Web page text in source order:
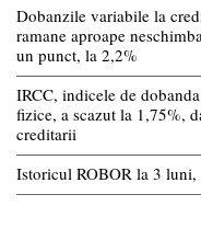
Dobanzile variabile la
ramane aproape
un punct, la 2,2%
IRCC, indicele de
fizice, a scazut la 1,75%,
creditarii
Istoricul ROBOR la 3